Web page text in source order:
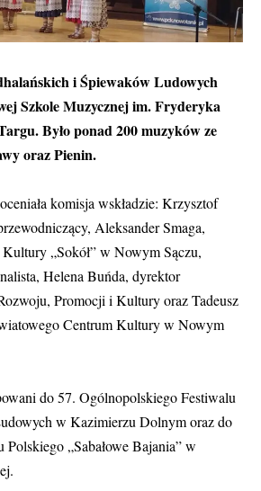
i Śpiewaków Ludowych
Szkole Muzycznej im. Fryderyka
Było ponad 200 muzyków ze
oraz Pienin.
komisja wskładzie: Krzysztof
Aleksander Smaga,
„Sokół” w Nowym Sączu,
Helena Buńda, dyrektor
Promocji i Kultury oraz Tadeusz
Centrum Kultury w Nowym
do 57. Ogólnopolskiego Festiwalu
w Kazimierzu Dolnym oraz do
„Sabałowe Bajania” w